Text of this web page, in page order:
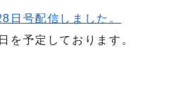
号配信しました。
を予定しております。